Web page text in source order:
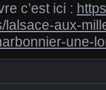
c’est ici :
lalsace-aux-
une-